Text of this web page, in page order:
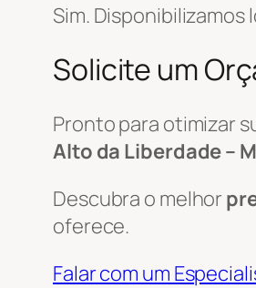
Sim.
Solicite um
Pronto para otimizar
Alto da Liberdade –
Descubra o melhor
oferece.
Falar com um